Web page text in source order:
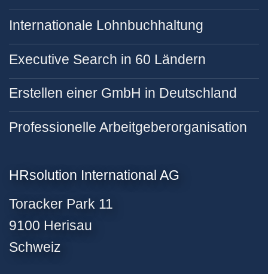
Internationale Lohnbuchhaltung
Executive Search in 60 Ländern
Erstellen einer GmbH in Deutschland
Professionelle Arbeitgeberorganisation
HRsolution International AG
Toracker Park 11
9100 Herisau
Schweiz